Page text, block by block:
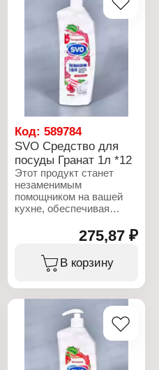
Название: Маракуйя
Тип стирки: для
машинной стирки
Тип белья: для цветного
и белого белья
Код:589784
SVO Средство для
посуды Гранат 1л *12
Этот продукт станет
незаменимым
помощником на вашей
кухне, обеспечивая
свежесть. Специально
разработанная формула
эффективно
справляется с жиром и
посуду чистой и
15%-30% анионное
активное вещество. 5%
неионогенное активное
вещество, отдушка,
консервант
275,87 ₽
В корзину